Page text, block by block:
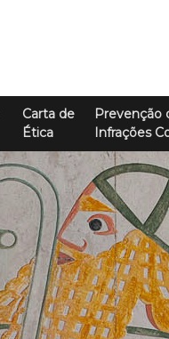
Carta de
Ética
Prevenção
Infrações